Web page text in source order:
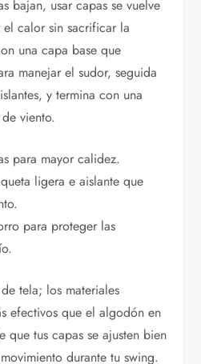
bajan, usar capas se vuelve
el calor sin sacrificar la
una capa base que
manejar el sudor, seguida
y termina con una
viento.
para mayor calidez.
ligera e aislante que
para proteger las
tela; los materiales
efectivos que el algodón en
que tus capas se ajusten bien
durante tu swing.